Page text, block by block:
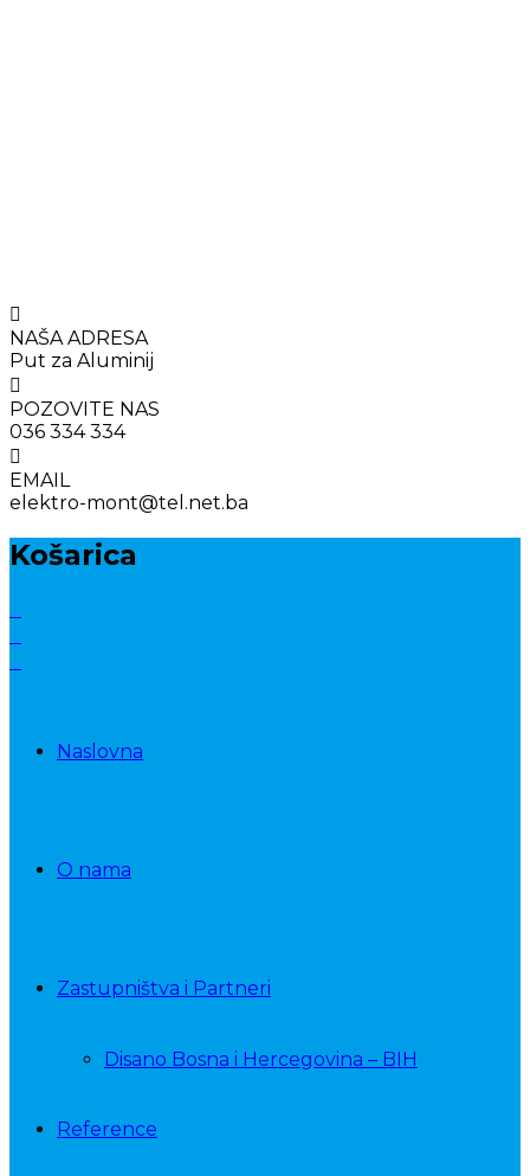
NAŠA ADRESA
Put za Aluminij
POZOVITE NAS
036 334 334
EMAIL
elektro-mont@tel.net.ba
Košarica
Naslovna
O nama
Zastupništva i Partneri
Disano Bosna i Hercegovina – BIH
Reference